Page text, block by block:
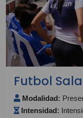
Futbol
Modalidad:
Intensidad: